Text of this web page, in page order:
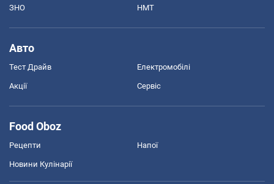
ЗНО НМТ
Авто
Тест Драйв Електромобілі
Акції Сервіс
Food Oboz
Рецепти Напої
Новини Кулінарії